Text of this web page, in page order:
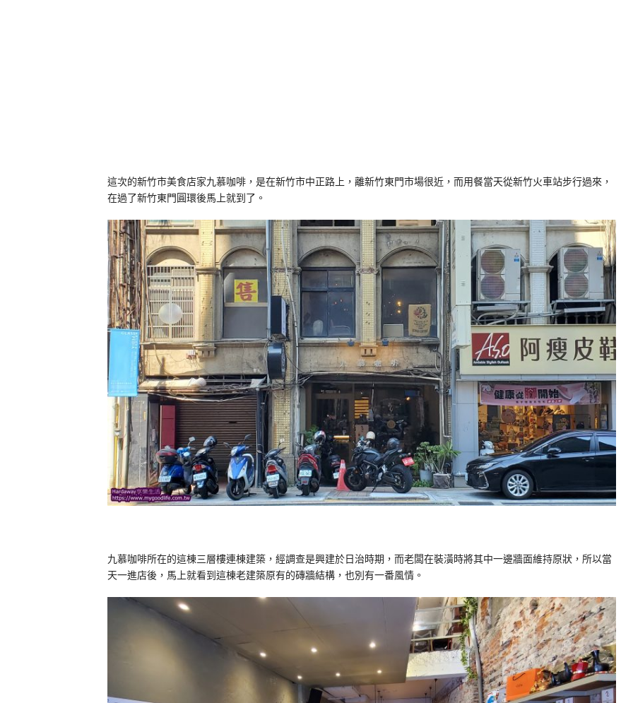
這次的新竹市美食店家九慕咖啡，是在新竹市中正路上，離新竹東門市場很近，而用餐當天從新竹火車站步行過來，
在過了新竹東門圓環後馬上就到了。
九慕咖啡所在的這棟三層樓連棟建築，經調查是興建於日治時期，而老闆在裝潢時將其中一邊牆面維持原狀，所以當
天一進店後，馬上就看到這棟老建築原有的磚牆結構，也別有一番風情。